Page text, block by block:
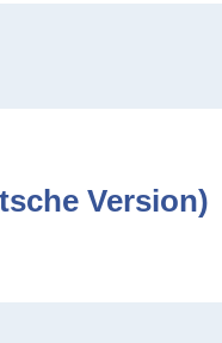
Version)